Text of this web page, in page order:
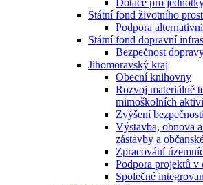
Dotace pro
Státní fond životního
Podpora
Státní fond dopravní
Bezpečnost
Jihomoravský kraj
Obecní knihovny
Rozvoj materiálně
mimoškolních
Zvýšení
Výstavba, obnova
zástavby a
Zpracování
Podpora projektů v
Společné